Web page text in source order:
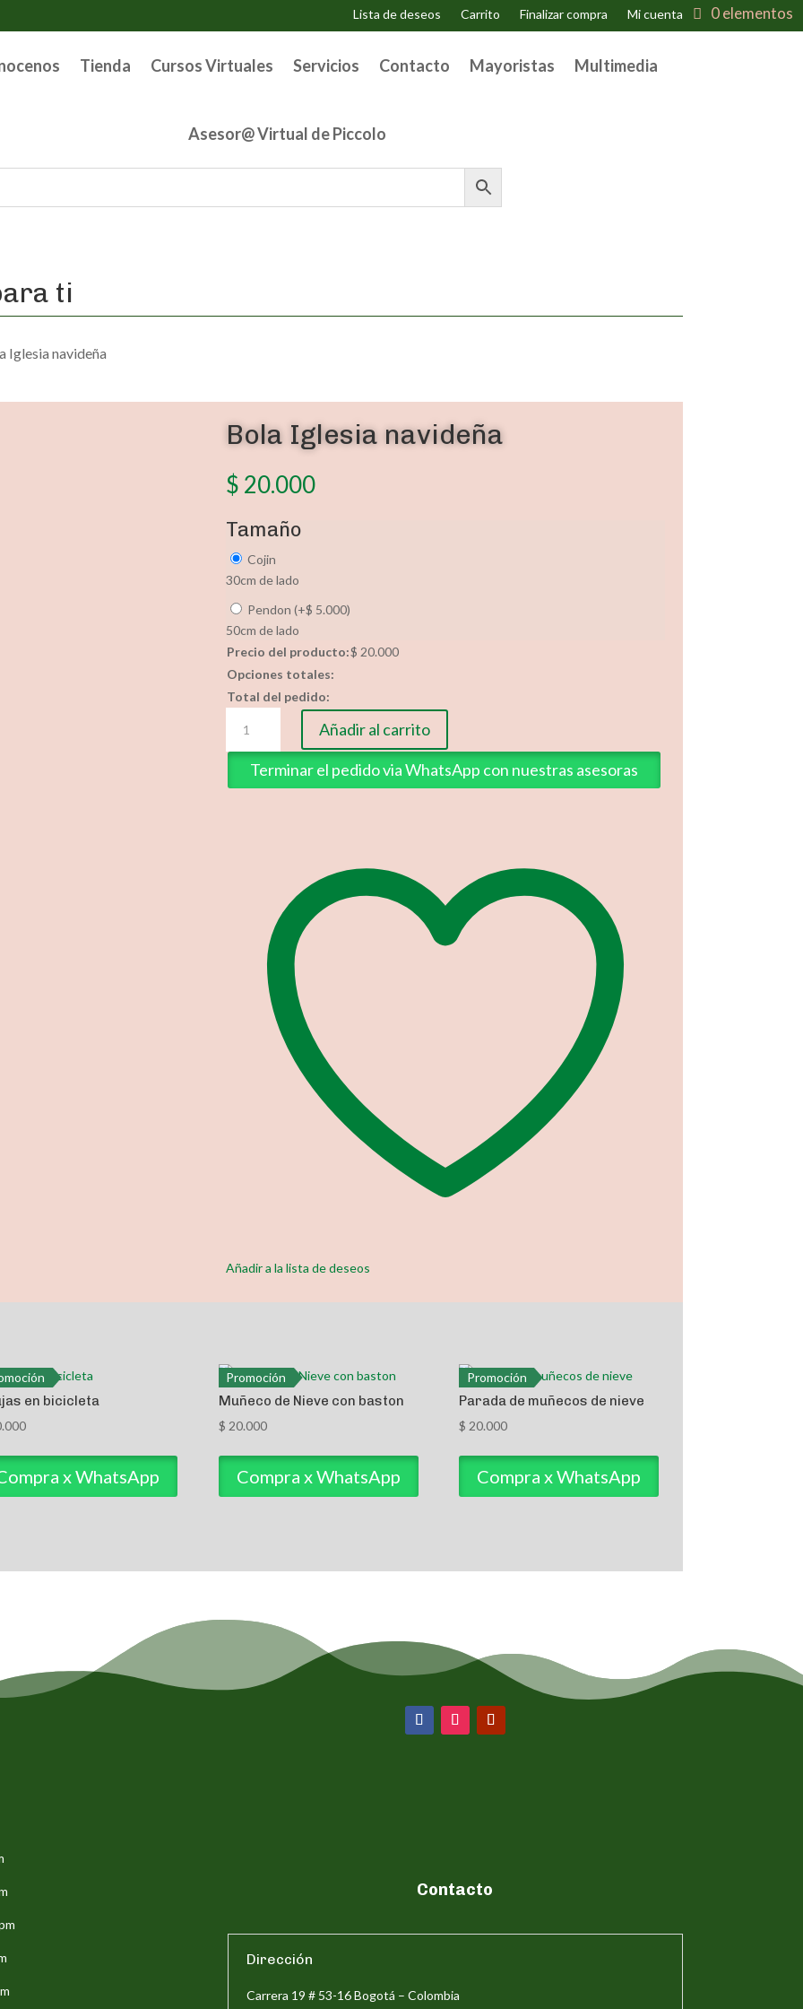
Lista de deseos Carrito Finalizar compra Mi cuenta 0 elementos
Tienda Cursos Virtuales Servicios Contacto Mayoristas Multimedia
Asesor@ Virtual de Piccolo
ti
Iglesia navideña
Bola Iglesia navideña
$ 20.000
Tamaño
Cojin
30cm de lado
Pendon(+$ 5.000)
50cm de lado
Precio del producto:$ 20.000
Opciones totales:
Total del pedido:
Iglesia
navideña
cantidad
Añadir al carrito
Terminar el pedido via WhatsApp con nuestras asesoras
Añadir a la lista de deseos
en bicicleta
x WhatsApp
Promoción
Muñeco de Nieve con baston
$ 20.000
Compra x WhatsApp
Promoción
Parada de muñecos de nieve
$ 20.000
Compra x WhatsApp
Contacto
Dirección
Carrera 19 # 53-16 Bogotá – Colombia